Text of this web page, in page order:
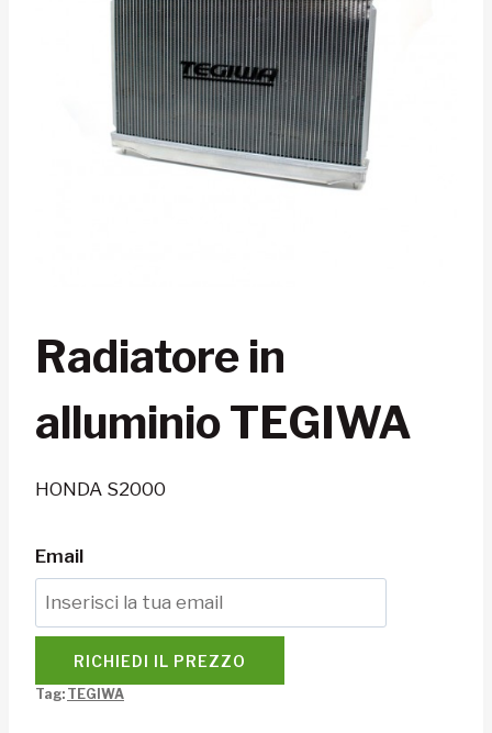
Radiatore in
alluminio TEGIWA
HONDA S2000
Email
RICHIEDI IL PREZZO
Tag: TEGIWA